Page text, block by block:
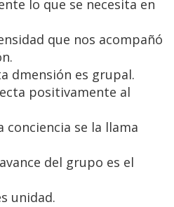
lo que se necesita en
que nos acompañó
dmensión es grupal.
positivamente al
conciencia se la llama
del grupo es el
unidad.